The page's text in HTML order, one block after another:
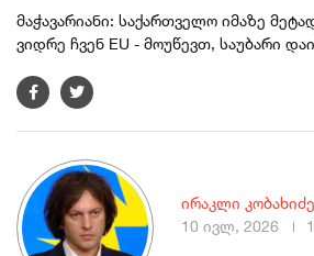
მაჭავარიანი: საქართველო იმაზე
ვიდრე ჩვენ EU - მოუწევთ, საუბარი
ირაკლი კობახიძე
10 ივლ, 2026